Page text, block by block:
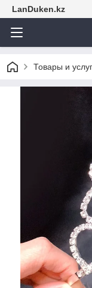
LanDuken.kz
Товары и